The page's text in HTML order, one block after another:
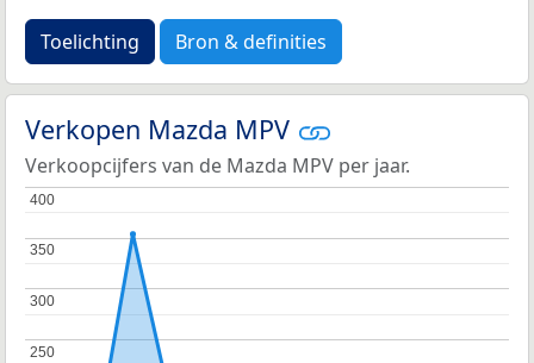
Toelichting Bron & definities
Verkopen Mazda MPV
Verkoopcijfers van de Mazda MPV per jaar.
250
250
300
300
350
350
400
400